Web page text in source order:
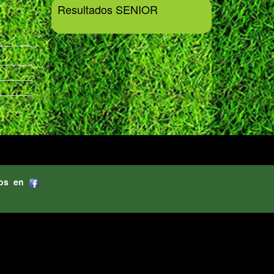
Resultados SENIOR
en